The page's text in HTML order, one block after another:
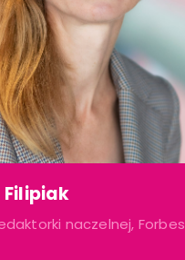
naczelnej, Forbes